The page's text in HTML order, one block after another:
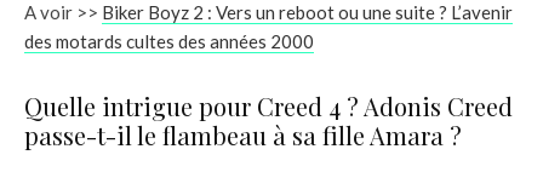
A voir >> Biker Boyz 2 : Vers un reboot ou une suite ? L’avenir
des motards cultes des années 2000
Quelle intrigue pour Creed 4 ? Adonis Creed
passe-t-il le flambeau à sa fille Amara ?